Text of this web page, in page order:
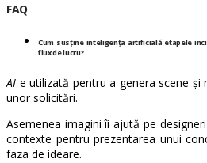
FAQ
Cum susține inteligența artificială etapele
flux de lucru?
AI e utilizată pentru a genera scene și
unor solicitări.
Asemenea imagini îi ajută pe
contexte pentru prezentarea unui
faza de ideare.